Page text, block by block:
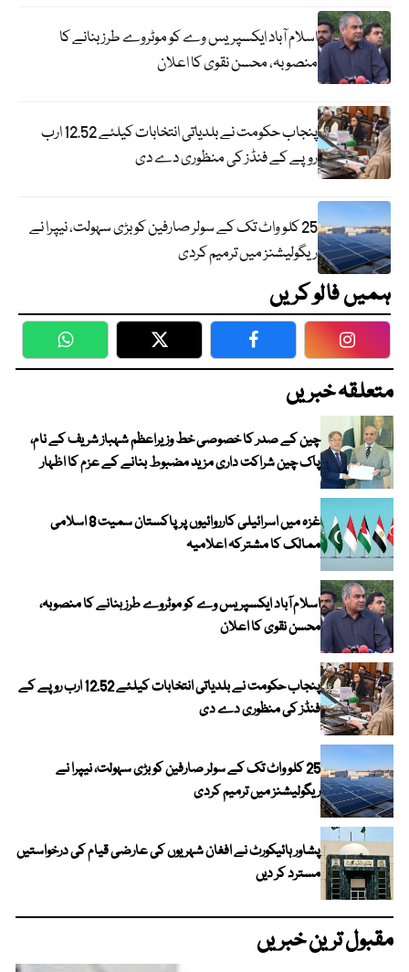
اسلام آباد ایکسپریس وے کو موٹروے طرز بنانے کا
منصوبہ، محسن نقوی کا اعلان
پنجاب حکومت نے بلدیاتی انتخابات کیلئے 12.52 ارب
روپے کے فنڈز کی منظوری دے دی
25 کلو واٹ تک کے سولر صارفین کو بڑی سہولت، نیپرا نے
ریگولیشنز میں ترمیم کردی
ہمیں فالو کریں
WhatsApp Twitter Facebook
متعلقہ خبریں
چین کے صدر کا خصوصی خط وزیراعظم شہباز شریف کے نام،
پاک چین شراکت داری مزید مضبوط بنانے کے عزم کا اظہار
غزہ میں اسرائیلی کارروائیوں پر پاکستان سمیت 8 اسلامی
ممالک کا مشترکہ اعلامیہ
اسلام آباد ایکسپریس وے کو موٹروے طرز بنانے کا منصوبہ،
محسن نقوی کا اعلان
پنجاب حکومت نے بلدیاتی انتخابات کیلئے 12.52 ارب روپے کے
فنڈز کی منظوری دے دی
25 کلو واٹ تک کے سولر صارفین کو بڑی سہولت، نیپرا نے
ریگولیشنز میں ترمیم کردی
پشاور ہائیکورٹ نے افغان شہریوں کی عارضی قیام کی درخواستیں
مسترد کر دیں
مقبول ترین خبریں